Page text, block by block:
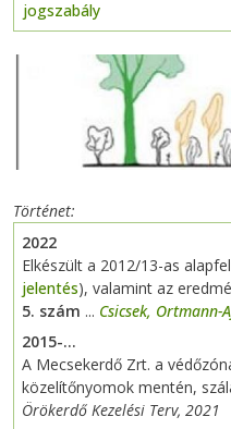
jogszabály
Previous
Történet
2022
Elkészült a 2012/13-as
jelentés), valamint az
5. szám ... Csicsek, Ortmann-
2015-...
A Mecsekerdő Zrt. a
közelítőnyomok mentén,
Örökerdő Kezelési Terv, 2021